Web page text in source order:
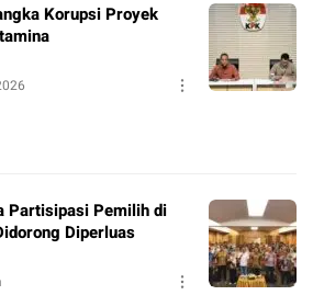
Korupsi Proyek
Partisipasi Pemilih di
Diperluas